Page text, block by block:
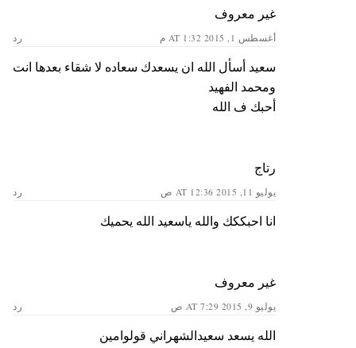
غير معروف
أغسطس 1, 2015 AT 1:32 م رد
سعيد أسأل الله ان يسعدك سعاده لا شقاء بعدها انت
ومحمد الفهيد
أحبك ف الله
رتاج
يوليو 11, 2015 AT 12:36 ص رد
انا احبككك والله ياسعيد الله يحميك
غير معروف
يوليو 9, 2015 AT 7:29 ص رد
الله يسعد سعيدالشهراني قولوامين